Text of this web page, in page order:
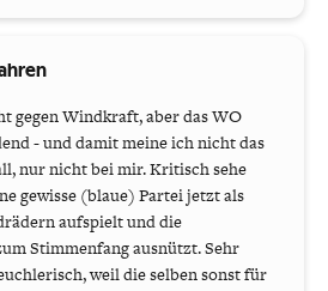
gegen Windkraft, aber das WO
- und damit meine ich nicht das
nur nicht bei mir. Kritisch sehe
gewisse (blaue) Partei jetzt als
aufspielt und die
Stimmenfang ausnützt. Sehr
weil die selben sonst für